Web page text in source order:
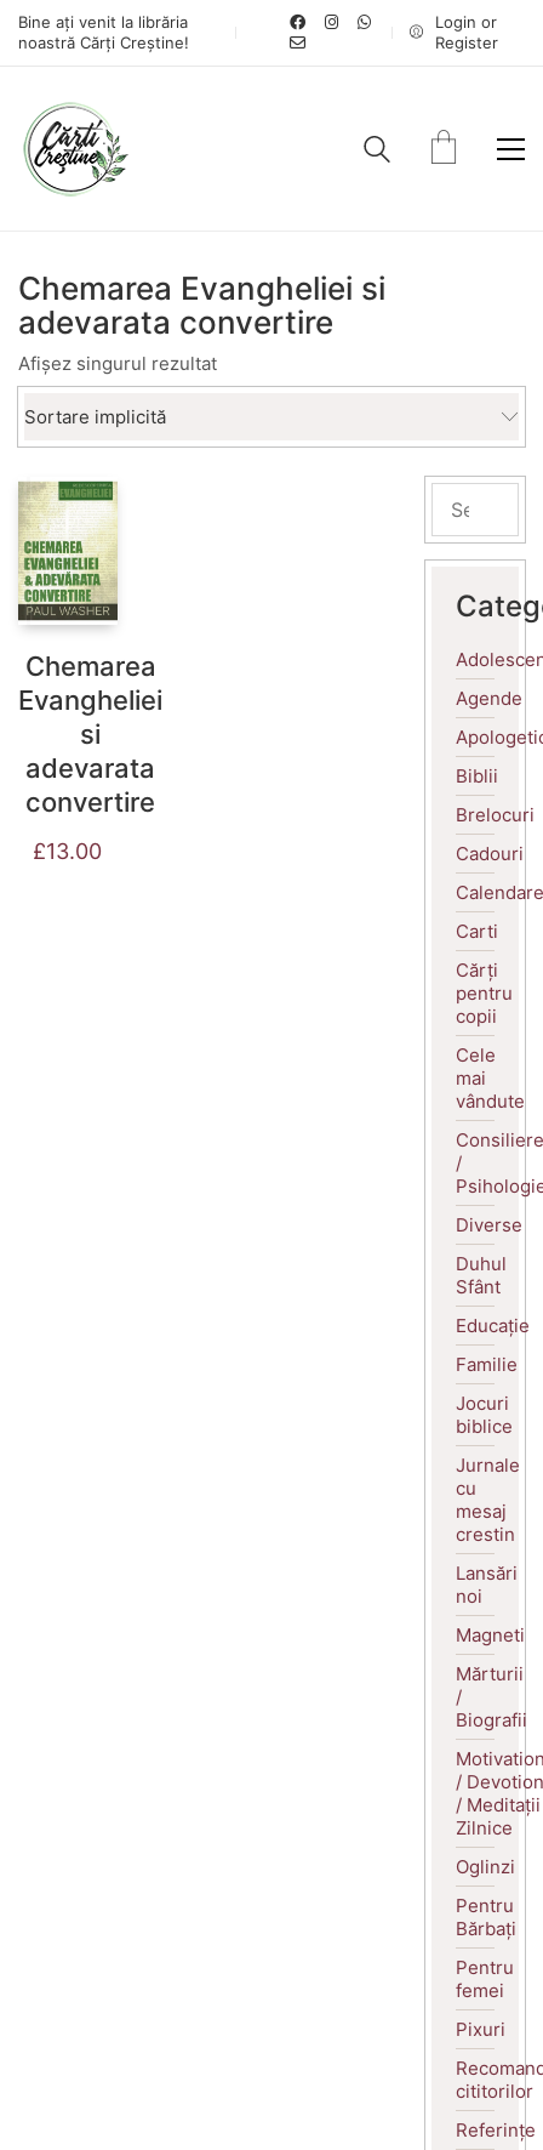
Bine ați venit la librăria
noastră Cărți Creștine!
Login or
Register
Chemarea Evangheliei si
adevarata convertire
Afișez singurul rezultat
Sortare implicită
Chemarea
Evangheliei
si
adevarata
convertire
£13.00
Agende
Biblii
Brelocuri
Cadouri
Calendare
Carti
Cărți
pentru
copii
Cele
mai
vândute
Consiliere
/
Diverse
Duhul
Sfânt
Educație
Familie
Jocuri
biblice
Jurnale
cu
mesaj
crestin
Lansări
noi
Magneti
Mărturii
/
Biografii
/
/ Meditații
Zilnice
Oglinzi
Pentru
Bărbați
Pentru
femei
Pixuri
cititorilor
Referințe